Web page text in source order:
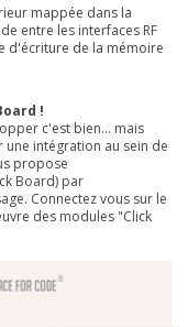
mappée dans la
entre les interfaces RF
d'écriture de la mémoire
!
c'est bien... mais
intégration au sein de
propose
Board) par
Connectez vous sur le
des modules "Click